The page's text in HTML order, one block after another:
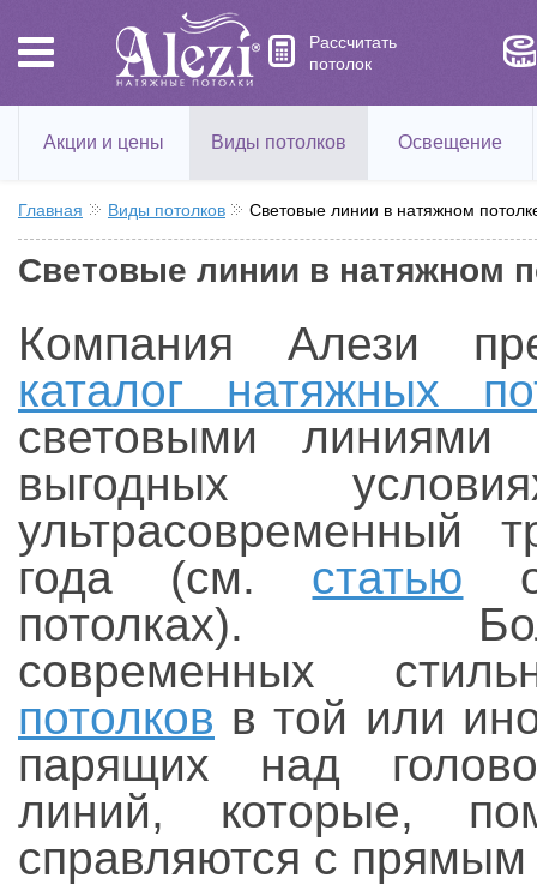
Рассчитать
потолок
Акции и цены Виды потолков Освещение
Главная Виды потолков Световые линии в натяжном
Световые линии в натяжном
Компания Алези
каталог натяжных
световыми
выгодных
ультрасовременный
года (см. статью о
потолках).
современных
потолков в той или
парящих над
линий, которые,
справляются с